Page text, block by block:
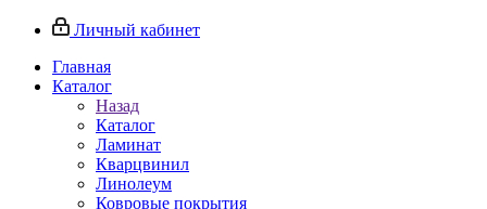
Личный кабинет
Главная
Каталог
Назад
Каталог
Ламинат
Кварцвинил
Линолеум
Ковровые покрытия